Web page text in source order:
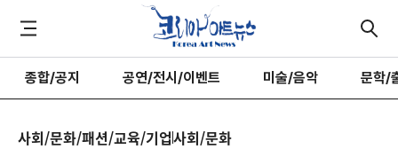
종합/공지 공연/전시/이벤트 미술/음악 문학/
사회/문화/패션/교육/기업사회/문화